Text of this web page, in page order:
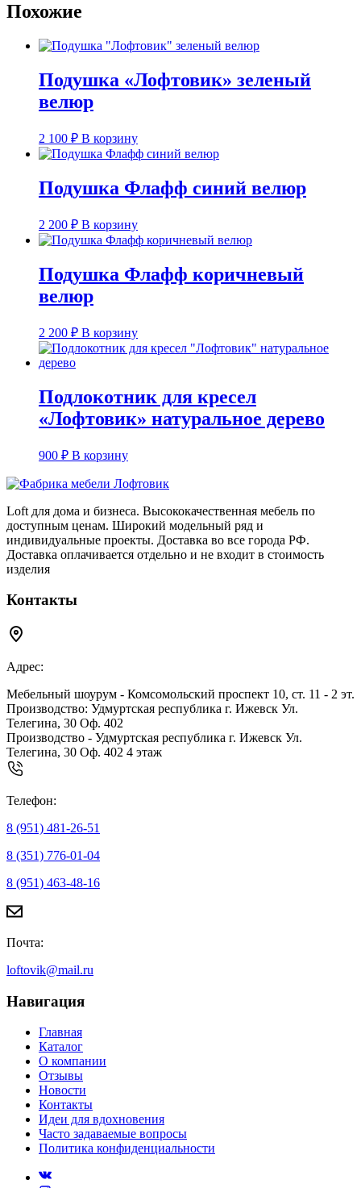
Похожие
Подушка «Лофтовик» зеленый
велюр
2 100 ₽ В корзину
Подушка Флафф синий велюр
2 200 ₽ В корзину
Подушка Флафф коричневый
велюр
2 200 ₽ В корзину
Подлокотник для кресел
«Лофтовик» натуральное дерево
900 ₽ В корзину
Loft для дома и бизнеса. Высококачественная мебель по
доступным ценам. Широкий модельный ряд и
индивидуальные проекты. Доставка во все города РФ.
Доставка оплачивается отдельно и не входит в стоимость
изделия
Контакты
Адрес:
Мебельный шоурум - Комсомольский проспект 10, ст. 11 - 2 эт.
Производство: Удмуртская республика г. Ижевск Ул.
Телегина, 30 Оф. 402
Производство - Удмуртская республика г. Ижевск Ул.
Телегина, 30 Оф. 402 4 этаж
Телефон:
8 (951) 481-26-51
8 (351) 776-01-04
8 (951) 463-48-16
Почта:
loftovik@mail.ru
Навигация
Главная
Каталог
О компании
Отзывы
Новости
Контакты
Идеи для вдохновения
Часто задаваемые вопросы
Политика конфиденциальности